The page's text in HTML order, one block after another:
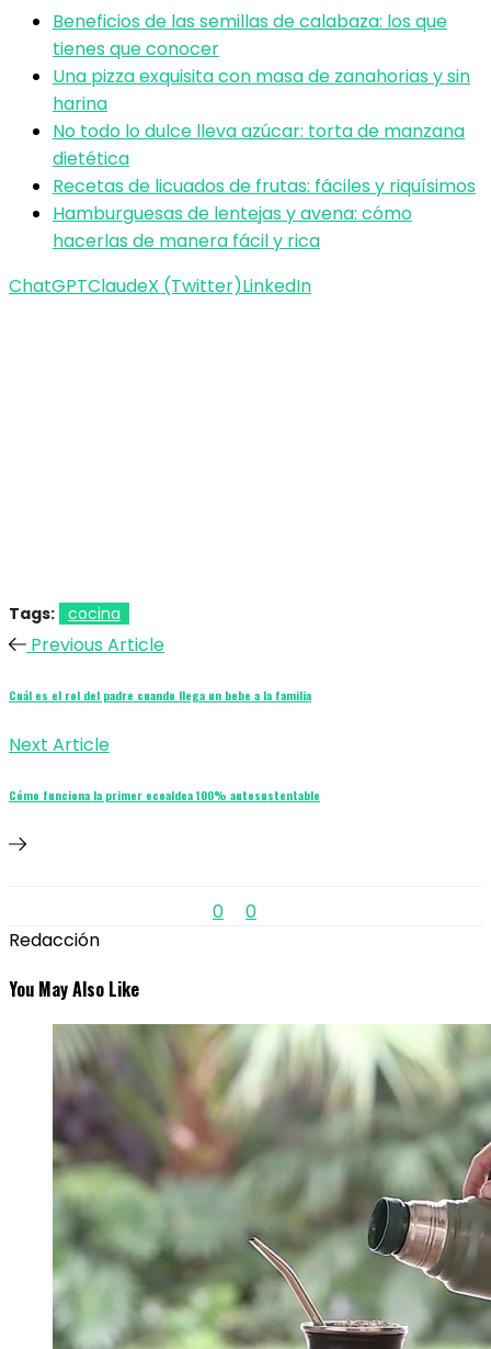
Beneficios de las semillas de calabaza: los que
tienes que conocer
Una pizza exquisita con masa de zanahorias y sin
harina
No todo lo dulce lleva azúcar: torta de manzana
dietética
Recetas de licuados de frutas: fáciles y riquísimos
Hamburguesas de lentejas y avena: cómo
hacerlas de manera fácil y rica
ChatGPTClaudeX (Twitter)LinkedIn
Tags: cocina
Previous Article
Cuál es el rol del padre cuando llega un bebe a la familia
Next Article
Cómo funciona la primer ecoaldea 100% autosustentable
0
0
Redacción
You May Also Like